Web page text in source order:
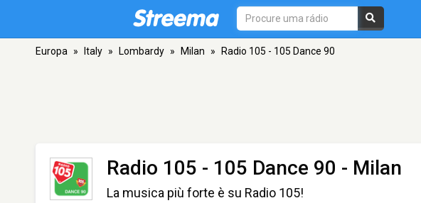
Europa » Italy » Lombardy » Milan » Radio 105 - 105 Dance 90
Radio 105 - 105 Dance 90 - Milan
La musica più forte è su Radio 105!